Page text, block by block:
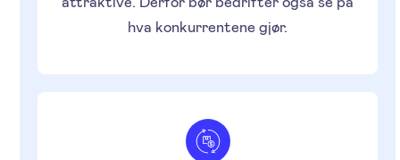
hva konkurrentene gjør.